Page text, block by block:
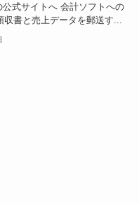
公式サイトへ 会計ソフトへの
収書と売上データを郵送す...